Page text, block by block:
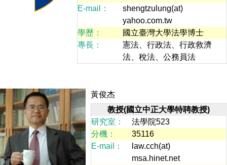
E-mail：
shengtzulung(at)
yahoo.com.tw
學歷：
國立臺灣大學法學博士
專長：
憲法、行政法、行政救濟
法、稅法、公務員法
黃俊杰
教授(國立中正大學特聘教授)
研究室：
法學院523
分機：
35116
E-mail：
law.cch(at)
msa.hinet.net